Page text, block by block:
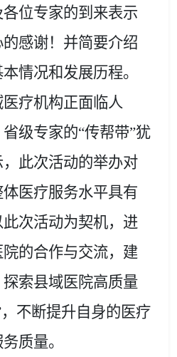
位专家的到来表示
感谢！并简要介绍
情况和发展历程。
疗机构正面临人
级专家的“传帮带”犹
此次活动的举办对
医疗服务水平具有
次活动为契机，进
的合作与交流，建
索县域医院高质量
不断提升自身的医疗
质量。